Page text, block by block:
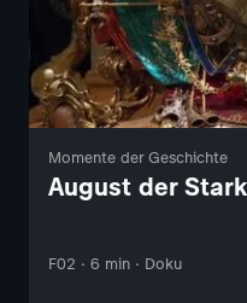
Momente der Geschichte
August der
F02 · 6 min · Doku